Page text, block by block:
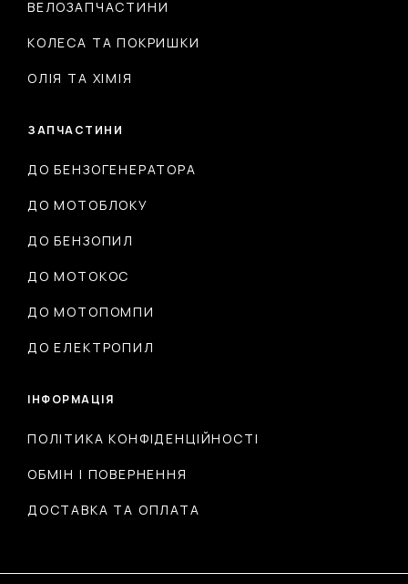
ВЕЛОЗАПЧАСТИНИ
КОЛЕСА ТА ПОКРИШКИ
ОЛІЯ ТА ХІМІЯ
ЗАПЧАСТИНИ
ДО БЕНЗОГЕНЕРАТОРА
ДО МОТОБЛОКУ
ДО БЕНЗОПИЛ
ДО МОТОКОС
ДО МОТОПОМПИ
ДО ЕЛЕКТРОПИЛ
ІНФОРМАЦІЯ
ПОЛІТИКА КОНФІДЕНЦІЙНОСТІ
ОБМІН І ПОВЕРНЕННЯ
ДОСТАВКА ТА ОПЛАТА